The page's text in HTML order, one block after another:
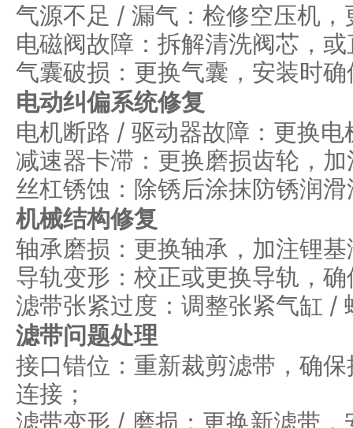
气源不足 / 漏气：检修空压机
电磁阀故障：拆解清洗阀芯，
气囊破损：更换气囊，安装时
电动纠偏系统修复
电机断路 / 驱动器故障：更换
减速器卡滞：更换磨损齿轮，
丝杠锈蚀：除锈后涂抹防锈润
机械结构修复
轴承磨损：更换轴承，加注锂
导轨变形：校正或更换导轨，
滤带张紧过度：调整张紧气缸 /
滤带问题处理
接口错位：重新裁剪滤带，确
连接；
滤带变形 / 磨损：更换新滤带